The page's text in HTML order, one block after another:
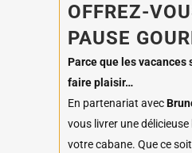
OFFREZ-
PAUSE
Parce que les vacances
faire plaisir…
En partenariat avec
vous livrer une
votre cabane. Que ce